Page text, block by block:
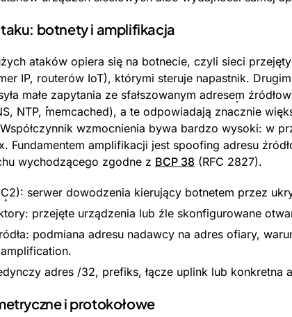
botnety i amplifikacja
ataków opiera się na botnecie, czyli sieci
IP, routerów IoT), którymi steruje napastnik.
małe zapytania ze sfałszowanym adresem
NTP, memcached), a te odpowiadają znacznie
wzmocnienia bywa bardzo wysoki: w
Fundamentem amplifikacji jest spoofing adresu
wychodzącego zgodne z BCP 38 (RFC 2827).
serwer dowodzenia kierujący botnetem przez
przejęte urządzenia lub źle skonfigurowane
podmiana adresu nadawcy na adres ofiary,
adres /32, prefiks, łącze uplink lub konkretna
i protokołowe